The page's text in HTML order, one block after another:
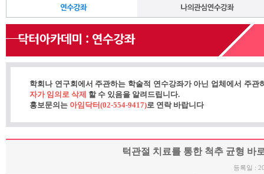
학회나 연구회에서 주관하는 학술적 연수강좌가 아닌 업체에서 주
자가 임의로 삭제 할 수 있음을 알려드립니다.
홍보문의는 아임닥터(02-554-9417)로 연락 바랍니다
턱관절 치료를 통한 척추 균형 바
등록일 :